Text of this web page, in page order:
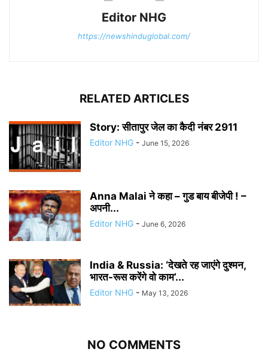
Editor NHG
https://newshinduglobal.com/
RELATED ARTICLES
Story: सीतापुर जेल का कैदी नंबर 2911
Editor NHG - June 15, 2026
Anna Malai ने कहा – गुड बाय बीजेपी ! –
अपनी...
Editor NHG - June 6, 2026
India & Russia: ‘देखते रह जाएंगे दुश्मन,
भारत-रूस करेंगे वो काम’...
Editor NHG - May 13, 2026
NO COMMENTS